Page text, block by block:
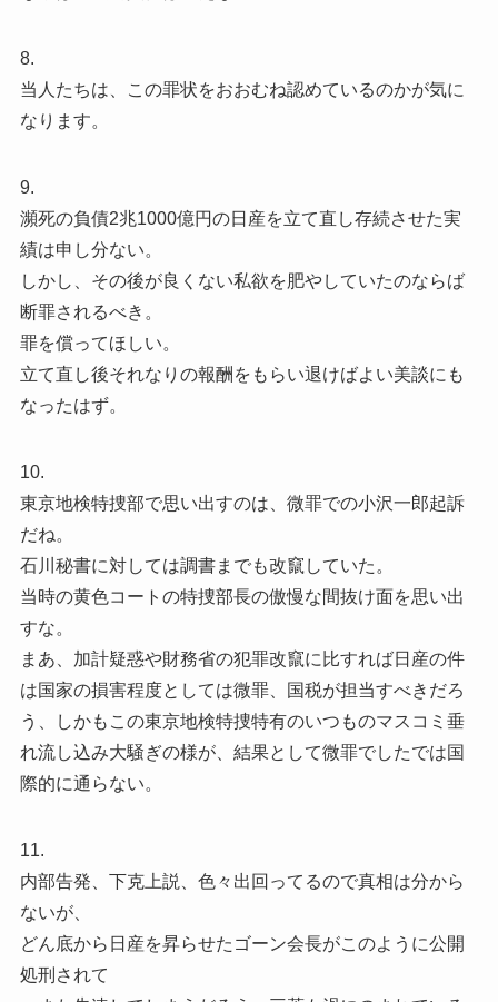
8.
当人たちは、この罪状をおおむね認めているのかが気に
なります。
9.
瀕死の負債2兆1000億円の日産を立て直し存続させた実
績は申し分ない。
しかし、その後が良くない私欲を肥やしていたのならば
断罪されるべき。
罪を償ってほしい。
立て直し後それなりの報酬をもらい退けばよい美談にも
なったはず。
10.
東京地検特捜部で思い出すのは、微罪での小沢一郎起訴
だね。
石川秘書に対しては調書までも改竄していた。
当時の黄色コートの特捜部長の傲慢な間抜け面を思い出
すな。
まあ、加計疑惑や財務省の犯罪改竄に比すれば日産の件
は国家の損害程度としては微罪、国税が担当すべきだろ
う、しかもこの東京地検特捜特有のいつものマスコミ垂
れ流し込み大騒ぎの様が、結果として微罪でしたでは国
際的に通らない。
11.
内部告発、下克上説、色々出回ってるので真相は分から
ないが、
どん底から日産を昇らせたゴーン会長がこのように公開
処刑されて